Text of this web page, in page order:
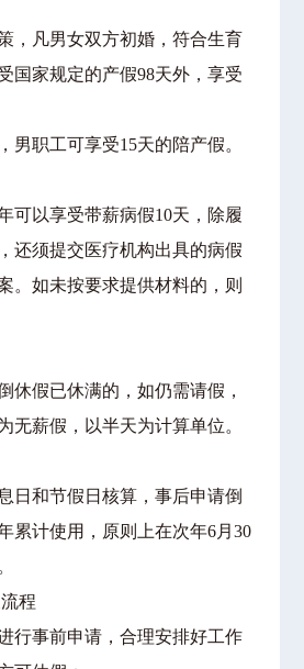
，凡男女双方初婚，符合生育
国家规定的产假98天外，享受
男职工可享受15天的陪产假。
可以享受带薪病假10天，除履
还须提交医疗机构出具的病假
。如未按要求提供材料的，则
休假已休满的，如仍需请假，
无薪假，以半天为计算单位。
日和节假日核算，事后申请倒
累计使用，原则上在次年6月30
程
行事前申请，合理安排好工作